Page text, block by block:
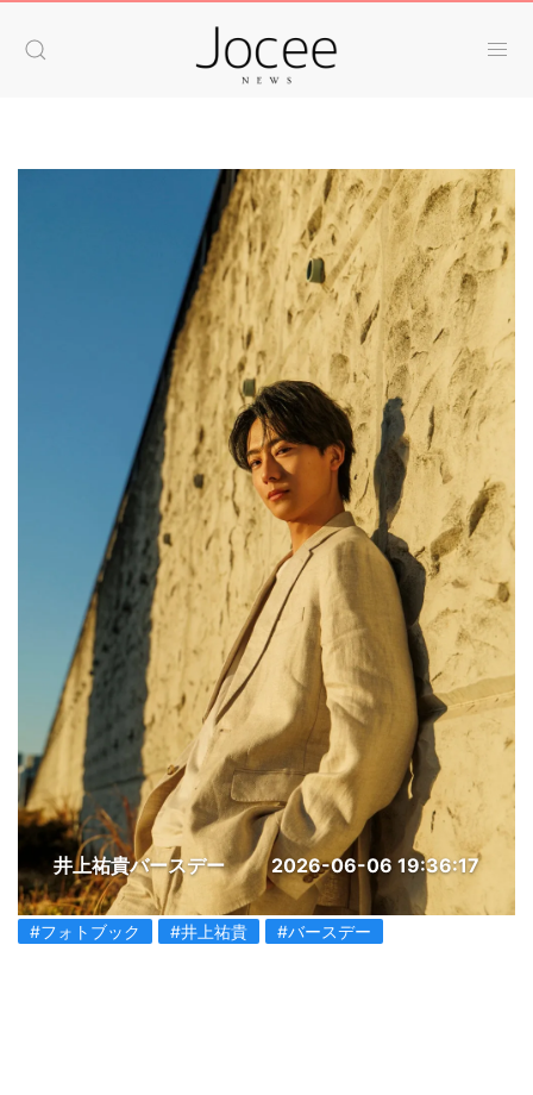
井上祐貴バースデー 2026-06-06 19:36:17
#フォトブック #井上祐貴 #バースデー